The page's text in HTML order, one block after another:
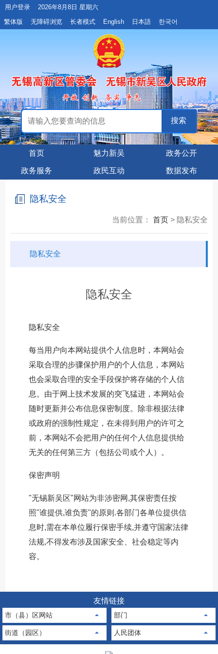
用户登录
2026年8月8日 星期六
繁体版
无障碍浏览 长者模式 English 日本語 한국어
首页 魅力新吴 政务公开
政务服务 政民互动 数据发布
隐私安全
当前位置： 首页> 隐私安全
隐私安全
隐私安全
隐私安全
每当用户向本网站提供个人信息时，本网站会
采取合理的步骤保护用户的个人信息，本网站
也会采取合理的安全手段保护将存储的个人信
息。由于网上技术发展的突飞猛进，本网站会
随时更新并公布信息保密制度。除非根据法律
或政府的强制性规定，在未得到用户的许可之
前，本网站不会把用户的任何个人信息提供给
无关的任何第三方（包括公司或个人）。
保密声明
"无锡新吴区"网站为非涉密网,其保密责任按
照"谁提供,谁负责"的原则.各部门各单位提供信
息时,需在本单位履行保密手续,并遵守国家法律
法规,不得发布涉及国家安全、社会稳定等内
容。
友情链接
市（县）区网站 部门
街道（园区） 人民团体